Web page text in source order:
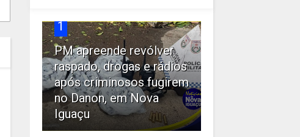
1
PM apreende revólver
raspado, drogas e rádios
após criminosos fugirem
no Danon, em Nova
Iguaçu